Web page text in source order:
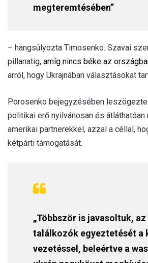
megteremtésében”
– hangsúlyozta Timosenko. Szavai
pillanatig, amíg nincs béke az
arról, hogy Ukrajnában választásokat
Porosenko bejegyzésében
politikai erő nyilvánosan és
amerikai partnerekkel, azzal a céllal,
kétpárti támogatását.
„Többször is javasoltuk, az
találkozók egyeztetését a
vezetéssel, beleértve a